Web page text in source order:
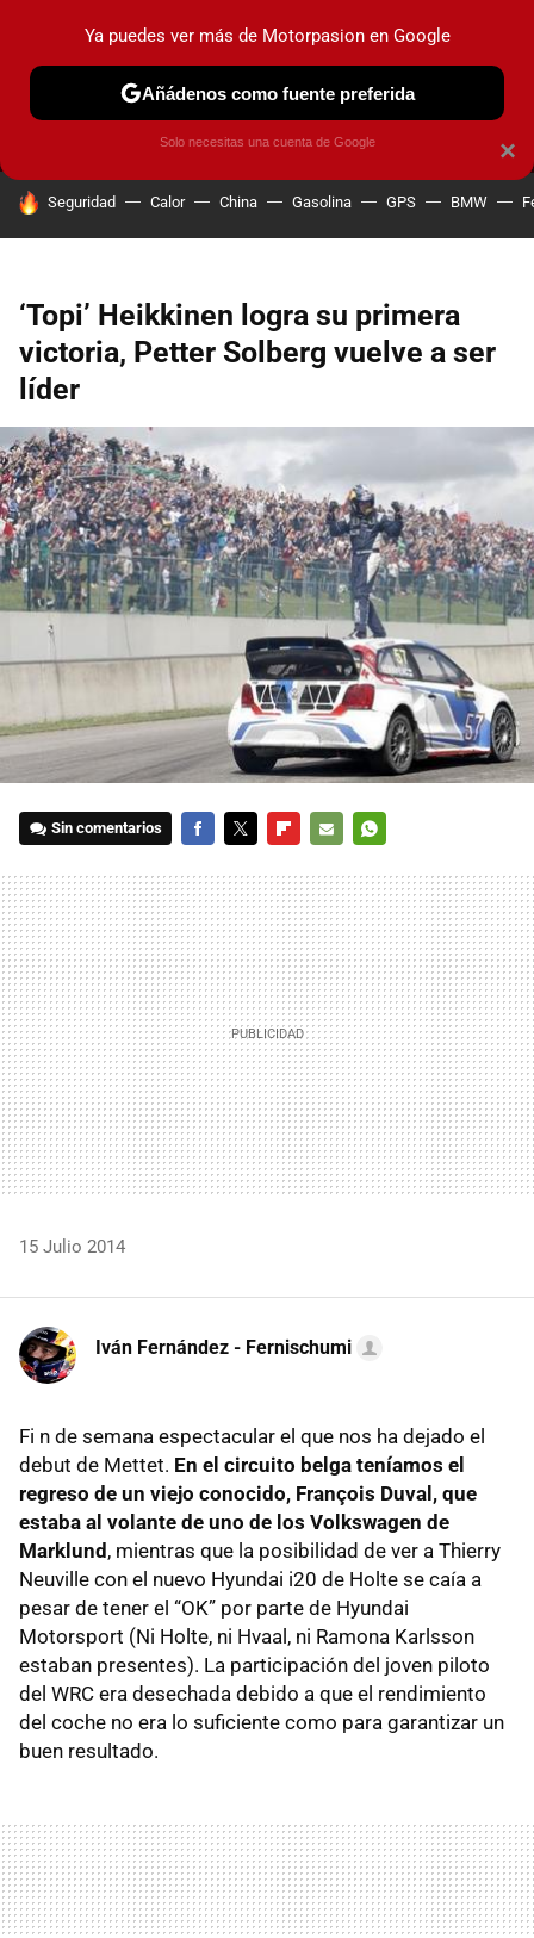
MENÚ NUEVO
COCHES ELÉCTRICOS OBSERVATORIO
HOY SE HABLA DE
Seguridad Calor China Gasolina GPS BMW
‘Topi’ Heikkinen logra su primera
victoria, Petter Solberg vuelve a ser
líder
Sin comentarios
MAIL
15 Julio 2014
Iván Fernández - Fernischumi
Fi n de semana espectacular el que nos ha dejado el
debut de Mettet. En el circuito belga teníamos el
regreso de un viejo conocido, François Duval, que
estaba al volante de uno de los Volkswagen de
Marklund, mientras que la posibilidad de ver a Thierry
Neuville con el nuevo Hyundai i20 de Holte se caía a
pesar de tener el “OK” por parte de Hyundai
Motorsport (Ni Holte, ni Hvaal, ni Ramona Karlsson
estaban presentes). La participación del joven piloto
del WRC era desechada debido a que el rendimiento
del coche no era lo suficiente como para garantizar un
buen resultado.
×
Ya puedes ver más de Motorpasion en Google
Añádenos como fuente preferida
Solo necesitas una cuenta de Google